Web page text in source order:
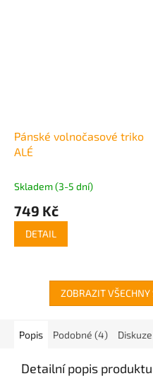
Pánské volnočasové triko
ALÉ
Skladem (3-5 dní)
749 Kč
DETAIL
ZOBRAZIT VŠECHNY
Popis Podobné (4) Diskuze
Detailní popis produktu